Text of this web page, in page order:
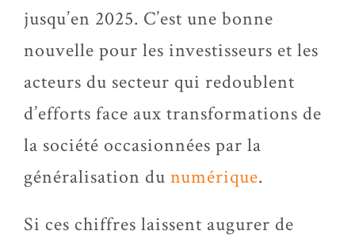
jusqu’en 2025. C’est une bonne
nouvelle pour les investisseurs et les
acteurs du secteur qui redoublent
d’efforts face aux transformations de
la société occasionnées par la
généralisation du numérique.
Si ces chiffres laissent augurer de